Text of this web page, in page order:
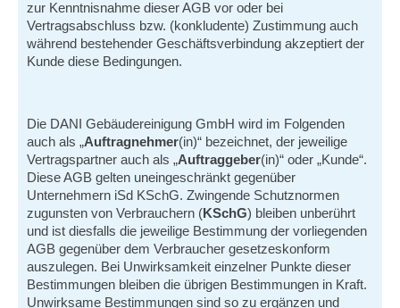
zur Kenntnisnahme dieser AGB vor oder bei
Vertragsabschluss bzw. (konkludente) Zustimmung auch
während bestehender Geschäftsverbindung akzeptiert der
Kunde diese Bedingungen.
Die DANI Gebäudereinigung GmbH wird im Folgenden
auch als „Auftragnehmer(in)“ bezeichnet, der jeweilige
Vertragspartner auch als „Auftraggeber(in)“ oder „Kunde“.
Diese AGB gelten uneingeschränkt gegenüber
Unternehmern iSd KSchG. Zwingende Schutznormen
zugunsten von Verbrauchern (KSchG) bleiben unberührt
und ist diesfalls die jeweilige Bestimmung der vorliegenden
AGB gegenüber dem Verbraucher gesetzeskonform
auszulegen. Bei Unwirksamkeit einzelner Punkte dieser
Bestimmungen bleiben die übrigen Bestimmungen in Kraft.
Unwirksame Bestimmungen sind so zu ergänzen und